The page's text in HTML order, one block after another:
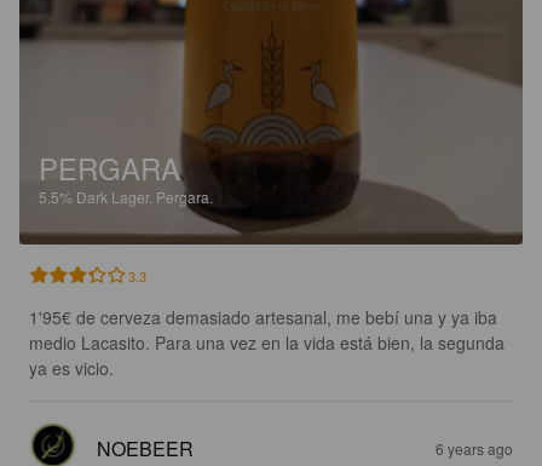
PERGARA
5.5% Dark Lager. Pergara.
3.3
1'95€ de cerveza demasiado artesanal, me bebí una y ya iba
medio Lacasito. Para una vez en la vida está bien, la segunda
ya es vicio.
NOEBEER 6 years ago